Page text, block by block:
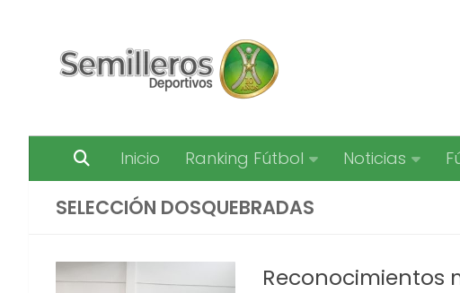
Inicio Ranking Fútbol Noticias
SELECCIÓN DOSQUEBRADAS
Reconocimientos